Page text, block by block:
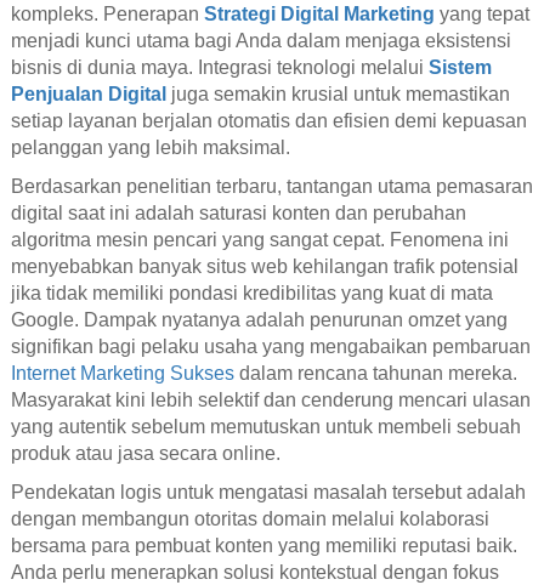
kompleks. Penerapan Strategi Digital Marketing yang tepat
menjadi kunci utama bagi Anda dalam menjaga eksistensi
bisnis di dunia maya. Integrasi teknologi melalui Sistem
Penjualan Digital juga semakin krusial untuk memastikan
setiap layanan berjalan otomatis dan efisien demi kepuasan
pelanggan yang lebih maksimal.
Berdasarkan penelitian terbaru, tantangan utama pemasaran
digital saat ini adalah saturasi konten dan perubahan
algoritma mesin pencari yang sangat cepat. Fenomena ini
menyebabkan banyak situs web kehilangan trafik potensial
jika tidak memiliki pondasi kredibilitas yang kuat di mata
Google. Dampak nyatanya adalah penurunan omzet yang
signifikan bagi pelaku usaha yang mengabaikan pembaruan
Internet Marketing Suksesdalam rencana tahunan mereka.
Masyarakat kini lebih selektif dan cenderung mencari ulasan
yang autentik sebelum memutuskan untuk membeli sebuah
produk atau jasa secara online.
Pendekatan logis untuk mengatasi masalah tersebut adalah
dengan membangun otoritas domain melalui kolaborasi
bersama para pembuat konten yang memiliki reputasi baik.
Anda perlu menerapkan solusi kontekstual dengan fokus